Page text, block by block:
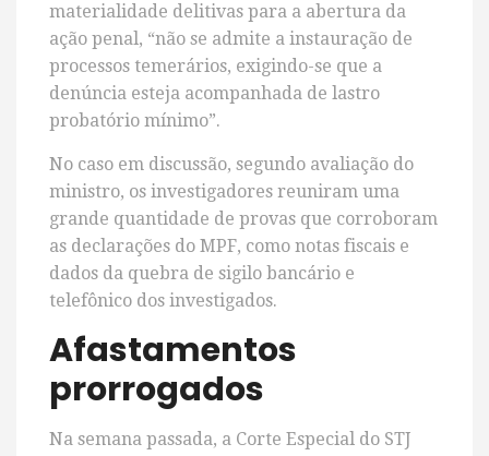
materialidade delitivas para a abertura da
ação penal, “não se admite a instauração de
processos temerários, exigindo-se que a
denúncia esteja acompanhada de lastro
probatório mínimo”.
No caso em discussão, segundo avaliação do
ministro, os investigadores reuniram uma
grande quantidade de provas que corroboram
as declarações do MPF, como notas fiscais e
dados da quebra de sigilo bancário e
telefônico dos investigados.
Afastamentos
prorrogados
Na semana passada, a Corte Especial do STJ